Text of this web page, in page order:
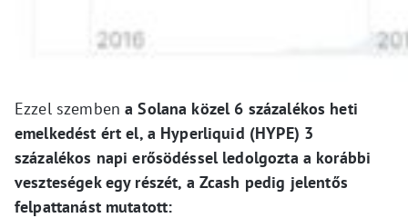
Ezzel szembena Solana közel 6 százalékos heti
emelkedést ért el, a Hyperliquid (HYPE) 3
százalékos napi erősödéssel ledolgozta a korábbi
veszteségek egy részét, a Zcash pedig jelentős
felpattanást mutatott: